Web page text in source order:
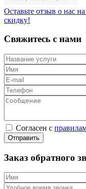
Оставьте отзыв о нас
скидку!
Свяжитесь с нами
Согласен с
Заказ обратного